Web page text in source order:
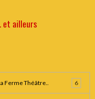
et ailleurs
Ferme Théâtre.. 6